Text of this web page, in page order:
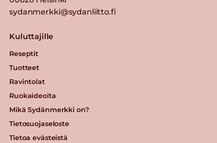
sydanmerkki@sydanliitto.fi
Kuluttajille
Reseptit
Tuotteet
Ravintolat
Ruokaideoita
Mikä Sydänmerkki on?
Tietosuojaseloste
Tietoa evästeistä